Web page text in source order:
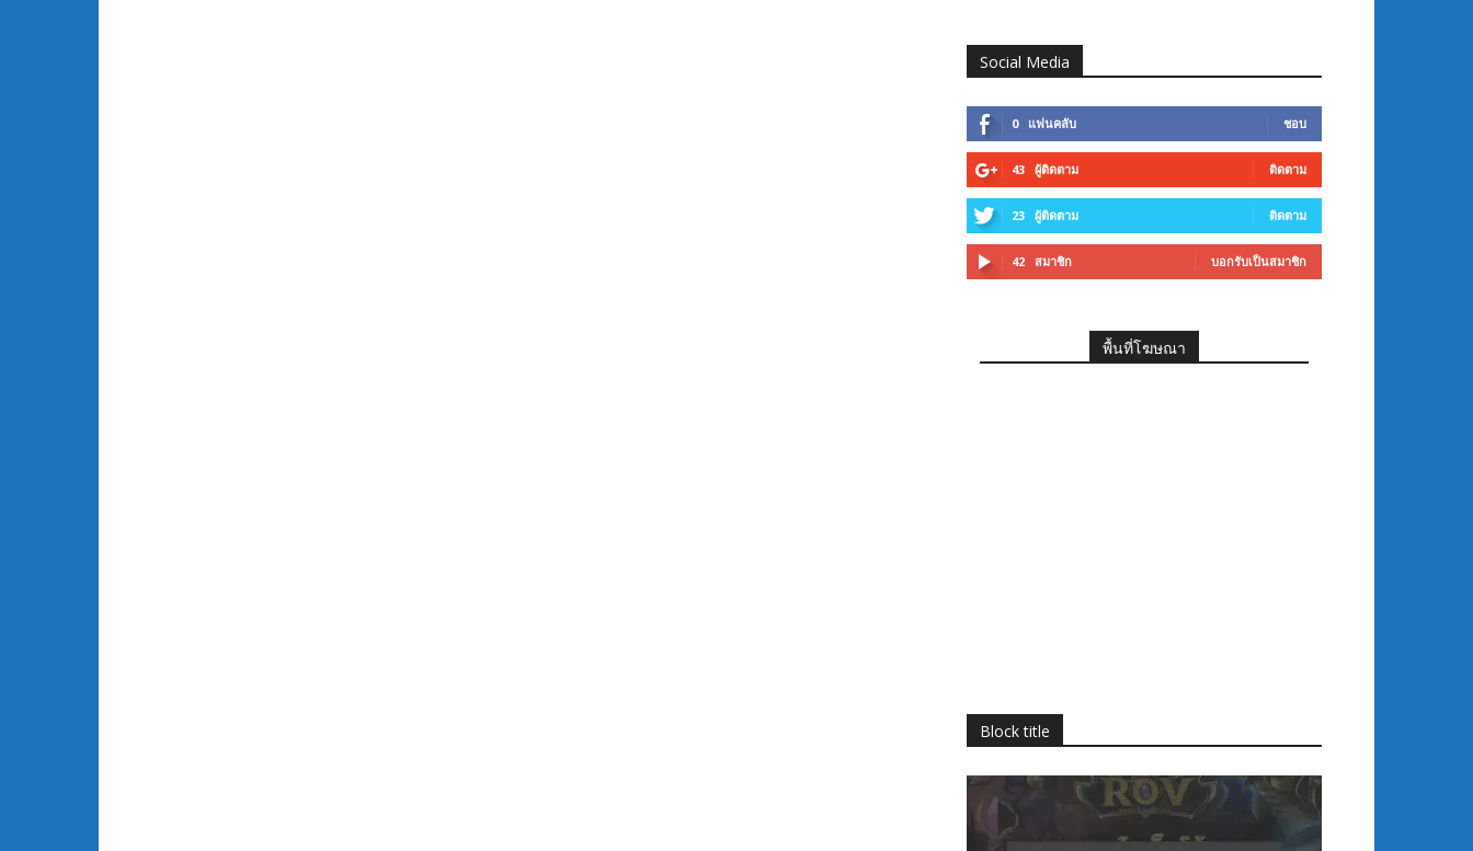
Social Media
0 แฟนคลับ ชอบ
43 ผู้ติดตาม ติดตาม
23 ผู้ติดตาม ติดตาม
42 สมาชิก บอกรับเป็นสมาชิก
พื้นที่โฆษณา
Block title